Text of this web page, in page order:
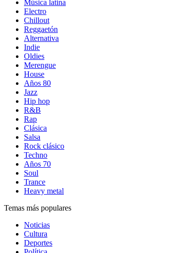
Música latina
Electro
Chillout
Reggaetón
Alternativa
Indie
Oldies
Merengue
House
Años 80
Jazz
Hip hop
R&B
Rap
Clásica
Salsa
Rock clásico
Techno
Años 70
Soul
Trance
Heavy metal
Temas más populares
Noticias
Cultura
Deportes